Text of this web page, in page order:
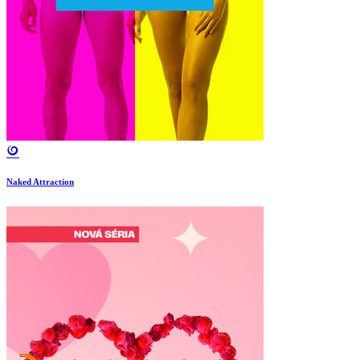
Naked Attraction